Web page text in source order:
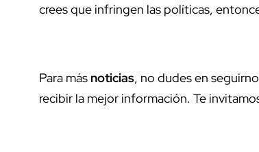
crees que infringen las políticas,
Para más noticias, no dudes en
recibir la mejor información. Te